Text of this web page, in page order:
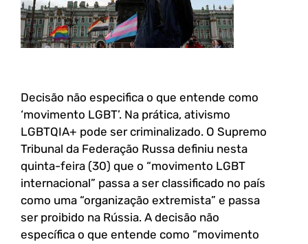
Decisão não especifica o que entende como
‘movimento LGBT’. Na prática, ativismo
LGBTQIA+ pode ser criminalizado. O Supremo
Tribunal da Federação Russa definiu nesta
quinta-feira (30) que o “movimento LGBT
internacional” passa a ser classificado no país
como uma “organização extremista” e passa
ser proibido na Rússia. A decisão não
específica o que entende como “movimento